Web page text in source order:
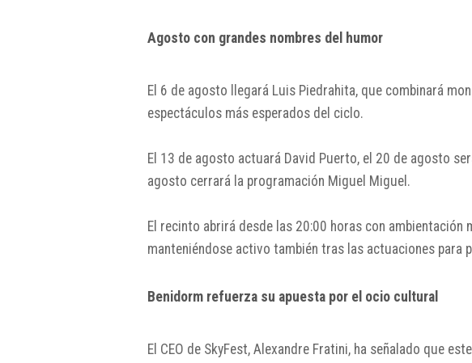
Agosto con grandes nombres del humor
El 6 de agosto llegará Luis Piedrahita, que combinará
espectáculos más esperados del ciclo.
El 13 de agosto actuará David Puerto, el 20 de agosto
agosto cerrará la programación Miguel Miguel .
El recinto abrirá desde las 20:00 horas con ambientación
manteniéndose activo también tras las actuaciones para
Benidorm refuerza su apuesta por el ocio cultural
El CEO de SkyFest, Alexandre Fratini, ha señalado que